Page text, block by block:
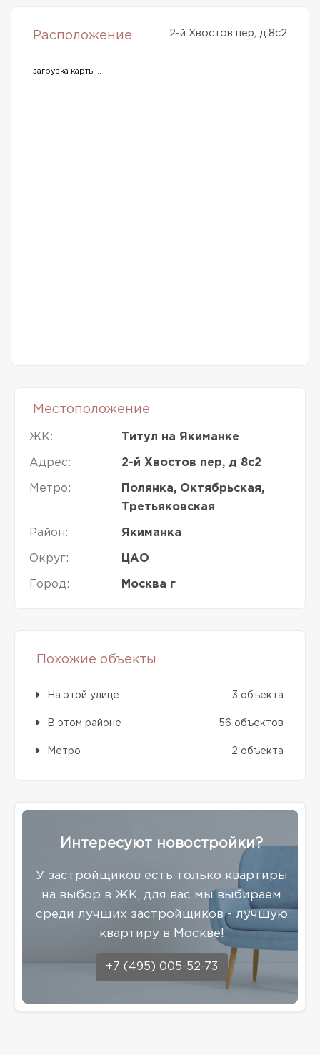
Расположение 2-й Хвостов пер, д 8с2
загрузка карты...
Местоположение
ЖК: Титул на Якиманке
Адрес: 2-й Хвостов пер, д 8с2
Метро:
Полянка, Октябрьская,
Третьяковская
Район: Якиманка
Округ: ЦАО
Город: Москва г
Похожие объекты
На этой улице 3 объекта
В этом районе 56 объектов
Метро 2 объекта
Интересуют новостройки?
У застройщиков есть только квартиры
на выбор в ЖК, для вас мы выбираем
среди лучших застройщиков - лучшую
квартиру в Москве!
+7 (495) 005-52-73